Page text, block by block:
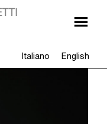
Italiano English